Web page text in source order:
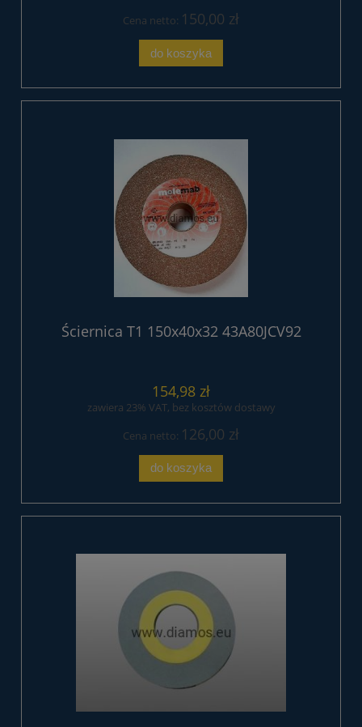
Cena netto: 150,00 zł
do koszyka
Ściernica T1 150x40x32 43A80JCV92
154,98 zł
zawiera 23% VAT, bez kosztów dostawy
Cena netto: 126,00 zł
do koszyka